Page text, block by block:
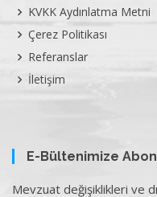
KVKK Aydınlatma Metni
Çerez Politikası
Referanslar
İletişim
E-Bültenimize
Mevzuat değişiklikleri ve